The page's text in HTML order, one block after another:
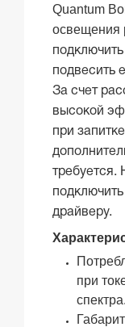
Quantum
освещения
подвесить
За счет
высокой
при
требуется.
драйверу.
при
спектра.